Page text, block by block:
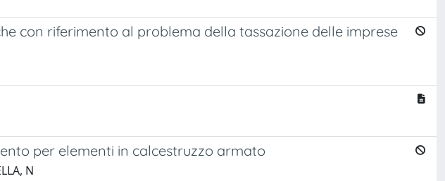
con riferimento al problema della tassazione delle imprese
per elementi in calcestruzzo armato
N